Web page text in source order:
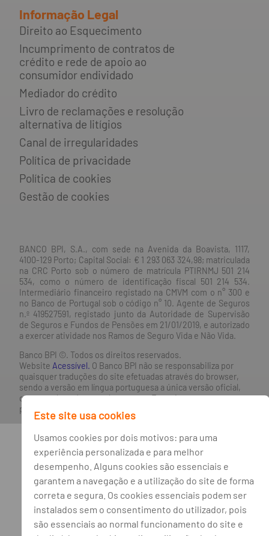
Informação Legal
Direito ao Esquecimento
Incumprimento de contratos de
crédito e rede de apoio ao
consumidor endividado
Mediador do crédito
Livro de reclamações e resolução
alternativa de litígios
Canal de irregularidades
Política de privacidade
Política de cookies
Gestão de cookies
BANCO BPI, S.A., com sede na Avenida da Boavista, 1117,
4100-129 Porto; Capital Social: € 1 293 063 324,98; matriculada
na CRC Porto sob o número de matrícula PTIRNMJ 501 214
534, como o número de identificação fiscal 501 214 534.
Intermediário financeiro registado na CMVM com o n° 300 e
no Banco de Portugal sob o código n° 10. Agente de Seguros
n.º 419527591, registado junto da Autoridade de Supervisão
de Seguros e Fundos de Pensões em 21/01/2019, e autorizado
a exercer atividade nos Ramos de Seguro Vida e Não Vida.
Banco BPI ©. Todos os direitos reservados.
Website Acessível. O Banco BPI não se responsabiliza por
quaisquer traduções do site efetuadas através do browser,
sendo a versão em língua portuguesa a única versão oficial,
que prevalecerá em qualquer caso. Este site encontra-se em
processo de adoção do novo acordo ortográfico.
Este site usa cookies
Usamos cookies por dois motivos: para uma
experiência personalizada e para melhor
desempenho. Alguns cookies são essenciais e
garantem a navegação e a utilização do site de forma
correta e segura. Os cookies essenciais podem ser
instalados sem o consentimento do utilizador, pois
são essenciais ao normal funcionamento do site e